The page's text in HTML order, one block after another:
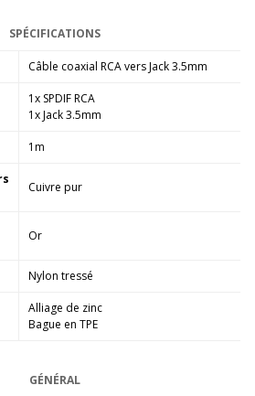
SPÉCIFICATIONS
Câble coaxial RCA vers Jack 3.5mm
1x SPDIF RCA
1x Jack 3.5mm
1m
Cuivre pur
Or
Nylon tressé
Alliage de zinc
Bague en TPE
GÉNÉRAL